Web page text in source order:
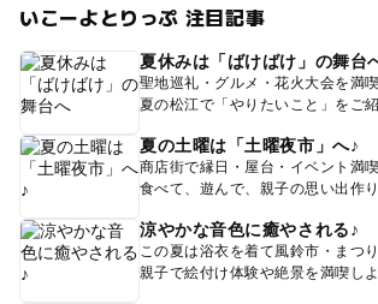
いこーよとりっぷ 注目記事
夏休みは「ばけばけ」の舞台
聖地巡礼・グルメ・花火大会を満喫
夏の松江で「やりたいこと」をご
夏の土曜は「土曜夜市」へ♪
商店街で縁日・屋台・イベント満喫
食べて、遊んで、親子の思い出作り
涼やかな音色に癒やされる♪
この夏は浴衣を着て風鈴市・まつり
親子で絵付け体験や絶景を満喫し